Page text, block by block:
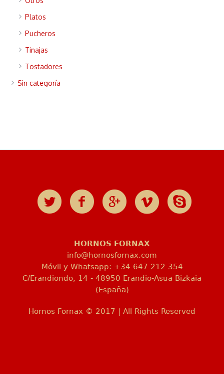
Platos
Pucheros
Tinajas
Tostadores
Sin categoría
HORNOS FORNAX
info@hornosfornax.com
Móvil y Whatsapp: +34 647 212 354
C/Erandiondo, 14 - 48950 Erandio-Asua Bizkaia
(España)
Hornos Fornax © 2017 | All Rights Reserved